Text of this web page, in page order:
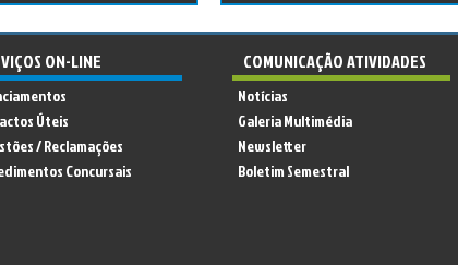
ON-LINE
Úteis
/ Reclamações
Concursais
COMUNICAÇÃO ATIVIDADES
Notícias
Galeria Multimédia
Newsletter
Boletim Semestral